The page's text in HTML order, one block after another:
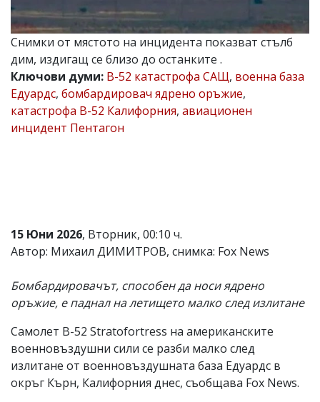
Главен
редактор:
Иван
Колев,
email:
office@flagman.bg
Коментарите
под
се
отговорност
за
откриете
обиден
вас
моля
сигнализирайте
ни!
Снимки от мястото на инцидента показват стълб
дим, издигащ се близо до останките .
Ключови думи: B-52 катастрофа САЩ, военна база
Едуардс, бомбардировач ядрено оръжие,
катастрофа B-52 Калифорния, авиационен
инцидент Пентагон
15 Юни 2026, Вторник, 00:10 ч.
Автор: Михаил ДИМИТРОВ, снимка: Fox News
Бомбардировачът, способен да носи ядрено
оръжие, е паднал на летището малко след излитане
Самолет B-52 Stratofortress на американските
военновъздушни сили се разби малко след
излитане от военновъздушната база Едуардс в
окръг Кърн, Калифорния днес, съобщава Fox News.